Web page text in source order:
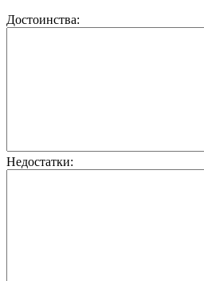
Достоинства:
Недостатки: